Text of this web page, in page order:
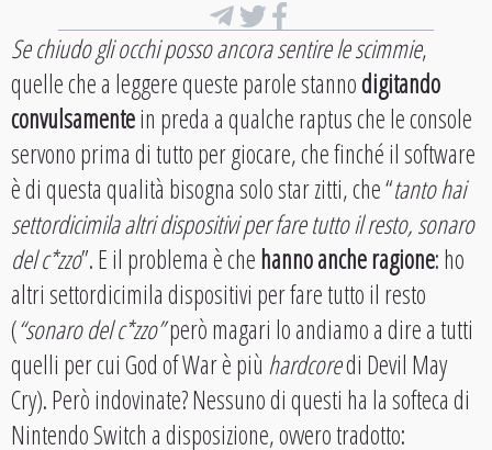
Se chiudo gli occhi posso ancora sentire le scimmie,
quelle che a leggere queste parole stannodigitando
convulsamentein preda a qualche raptus che le console
servono prima di tutto per giocare, che finché il software
è di questa qualità bisogna solo star zitti, che “tanto hai
settordicimila altri dispositivi per fare tutto il resto, sonaro
del c*zzo”. E il problema è chehanno anche ragione: ho
altri settordicimila dispositivi per fare tutto il resto
(“sonaro del c*zzo”però magari lo andiamo a dire a tutti
quelli per cui God of War è più hardcoredi Devil May
Cry). Però indovinate? Nessuno di questi ha la softeca di
Nintendo Switch a disposizione, ovvero tradotto: